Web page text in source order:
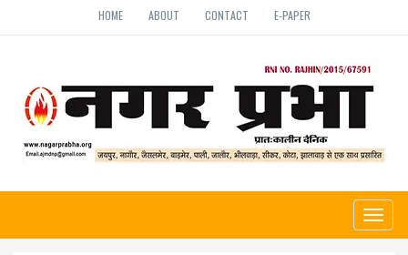
HOME ABOUT CONTACT E-PAPER